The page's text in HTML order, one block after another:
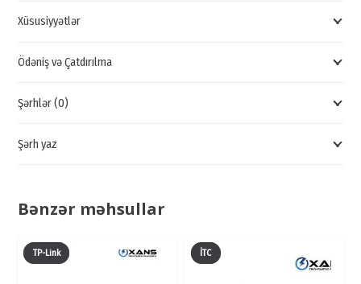
MİNİ
3G
4G
quantity
Xüsusiyyətlər
Ödəniş və Çatdırılma
Şərhlər (0)
Şərh yaz
Bənzər məhsullar
TP-Link İTC